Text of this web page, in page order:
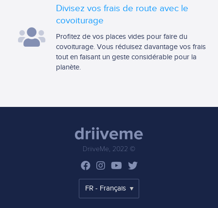
Divisez vos frais de route avec le
covoiturage
Profitez de vos places vides pour faire du
covoiturage. Vous réduisez davantage vos frais
tout en faisant un geste considérable pour la
planète.
DriiveMe, 2022 ©